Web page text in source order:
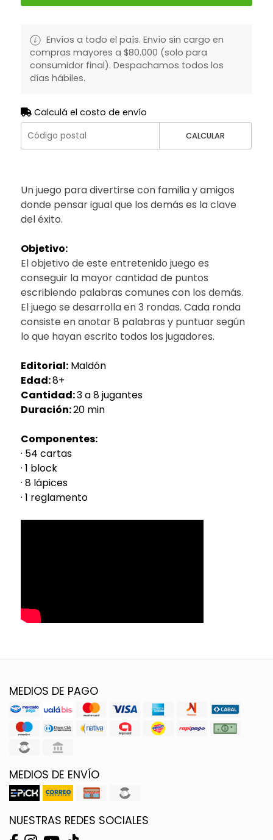
Envíos a todo el país. Envío sin cargo en
compras mayores a $80.000 (solo para
consumidor final). Despachamos todos los
días hábiles.
Calculá el costo de envío
CALCULAR
Un juego para divertirse con familia y amigos
donde pensar igual que los demás es la clave
del éxito.
Objetivo:
El objetivo de este entretenido juego es
conseguir la mayor cantidad de puntos
escribiendo palabras comunes con los demás.
El juego se desarrolla en 3 rondas. Cada ronda
consiste en anotar 8 palabras y puntuar según
lo que hayan escrito todos los jugadores.
Editorial: Maldón
Edad:8+
Cantidad:3 a 8 jugantes
Duración:20 min
Componentes:
· 54 cartas
· 1 block
· 8 lápices
· 1 reglamento
MEDIOS DE PAGO
MEDIOS DE ENVÍO
NUESTRAS REDES SOCIALES